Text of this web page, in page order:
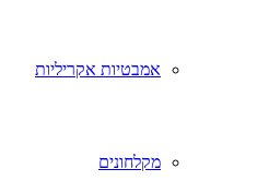
אמבטיות אקריליות
מקלחונים